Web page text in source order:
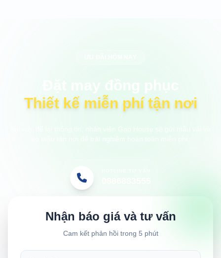
Thiết kế miễn phí tận nơi
Nhận báo giá và tư vấn
Cam kết phản hồi trong 5 phút